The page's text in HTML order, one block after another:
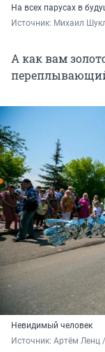
На всех парусах в
Источник: Михаил
А как вам
переплывающий
Невидимый человек
Источник: Артём Ленц /